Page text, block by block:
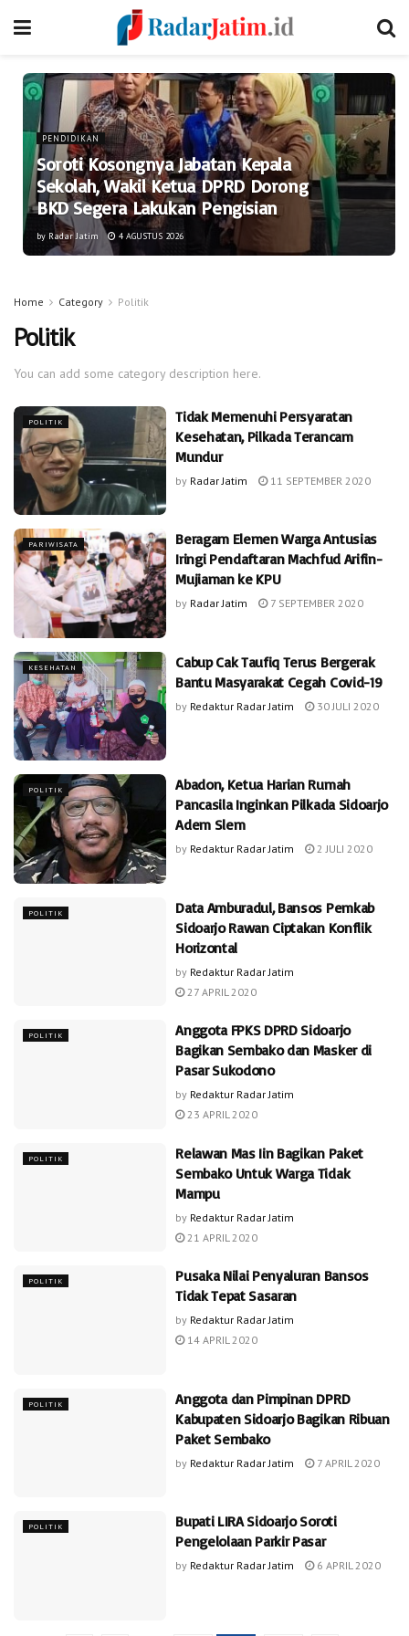
PENDIDIKAN
Soroti Kosongnya Jabatan Kepala
Sekolah, Wakil Ketua DPRD Dorong
BKD Segera Lakukan Pengisian
by Radar Jatim 4 AGUSTUS 2026
Home Category Politik
Politik
You can add some category description here.
POLITIK
Tidak Memenuhi Persyaratan
Kesehatan, Pilkada Terancam
Mundur
by Radar Jatim 11 SEPTEMBER 2020
PARIWISATA
Beragam Elemen Warga Antusias
Iringi Pendaftaran Machfud Arifin-
Mujiaman ke KPU
by Radar Jatim 7 SEPTEMBER 2020
KESEHATAN
Cabup Cak Taufiq Terus Bergerak
Bantu Masyarakat Cegah Covid-19
by Redaktur Radar Jatim 30 JULI 2020
POLITIK
Abadon, Ketua Harian Rumah
Pancasila Inginkan Pilkada Sidoarjo
Adem Slem
by Redaktur Radar Jatim 2 JULI 2020
POLITIK
Data Amburadul, Bansos Pemkab
Sidoarjo Rawan Ciptakan Konflik
Horizontal
by Redaktur Radar Jatim
27 APRIL 2020
POLITIK
Anggota FPKS DPRD Sidoarjo
Bagikan Sembako dan Masker di
Pasar Sukodono
by Redaktur Radar Jatim
23 APRIL 2020
POLITIK
Relawan Mas Iin Bagikan Paket
Sembako Untuk Warga Tidak
Mampu
by Redaktur Radar Jatim
21 APRIL 2020
POLITIK
Pusaka Nilai Penyaluran Bansos
Tidak Tepat Sasaran
by Redaktur Radar Jatim
14 APRIL 2020
POLITIK
Anggota dan Pimpinan DPRD
Kabupaten Sidoarjo Bagikan Ribuan
Paket Sembako
by Redaktur Radar Jatim 7 APRIL 2020
POLITIK
Bupati LIRA Sidoarjo Soroti
Pengelolaan Parkir Pasar
by Redaktur Radar Jatim 6 APRIL 2020